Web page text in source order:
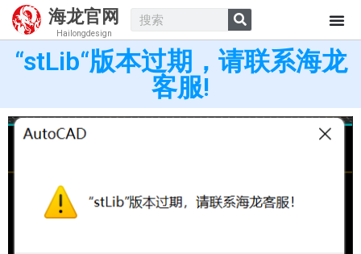
海龙官网
Hailongdesign
“stLib“版本过期，请联系海龙
客服!